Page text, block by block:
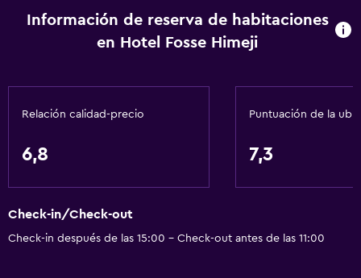
Información de reserva de habitaciones
en Hotel Fosse Himeji
Relación calidad-precio
6,8
Puntuación de la
7,3
Check-in/Check-out
Check-in después de las 15:00 - Check-out antes de las 11:00